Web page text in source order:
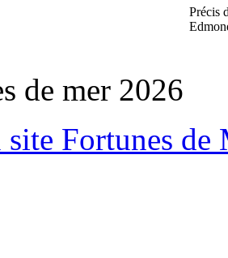
Précis
de mer 2026
site Fortunes de